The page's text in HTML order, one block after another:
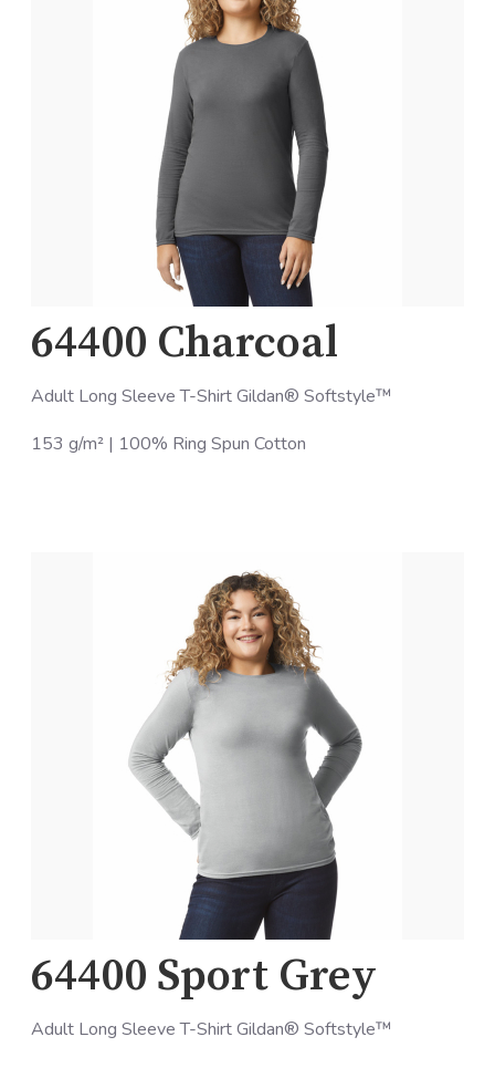
64400 Charcoal
Adult Long Sleeve T-Shirt Gildan® Softstyle™
153 g/m² | 100% Ring Spun Cotton
64400 Sport Grey
Adult Long Sleeve T-Shirt Gildan® Softstyle™